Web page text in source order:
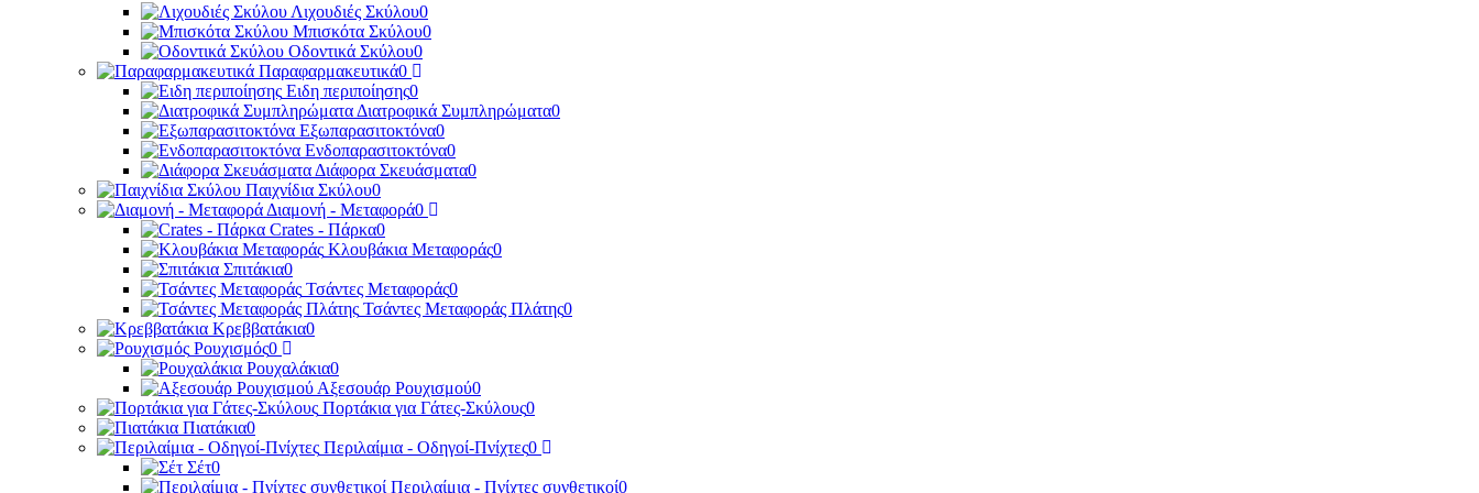
Λιχουδιές Σκύλου0
Μπισκότα Σκύλου0
Οδοντικά Σκύλου0
Παραφαρμακευτικά0
Ειδη περιποίησης0
Διατροφικά Συμπληρώματα0
Εξωπαρασιτοκτόνα0
Ενδοπαρασιτοκτόνα0
Διάφορα Σκευάσματα0
Παιχνίδια Σκύλου0
Διαμονή - Μεταφορά0
Crates - Πάρκα0
Κλουβάκια Μεταφοράς0
Σπιτάκια0
Τσάντες Μεταφοράς0
Τσάντες Μεταφοράς Πλάτης0
Κρεββατάκια0
Ρουχισμός0
Ρουχαλάκια0
Αξεσουάρ Ρουχισμού0
Πορτάκια για Γάτες-Σκύλους0
Πιατάκια0
Περιλαίμια - Οδηγοί-Πνίχτες0
Σέτ0
Περιλαίμια - Πνίχτες συνθετικοί0